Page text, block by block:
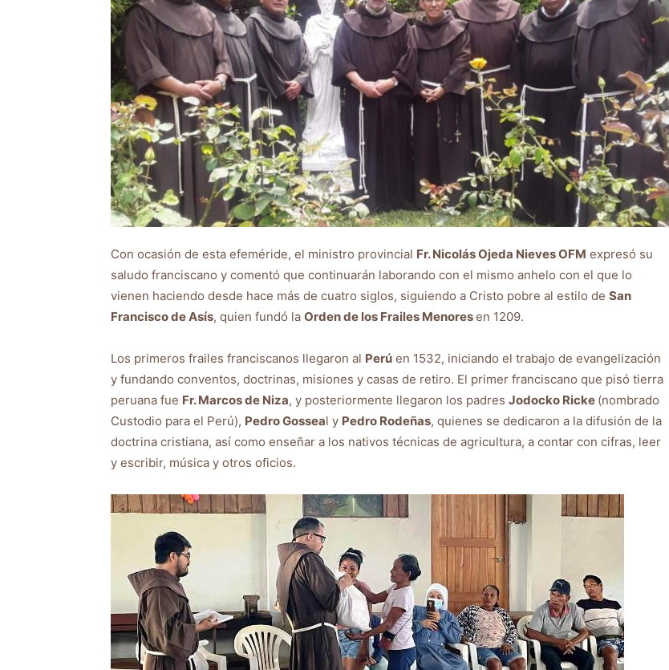
Con ocasión de esta efeméride, el ministro provincial Fr. Nicolás Ojeda Nieves OFM expresó su
saludo franciscano y comentó que continuarán laborando con el mismo anhelo con el que lo
vienen haciendo desde hace más de cuatro siglos, siguiendo a Cristo pobre al estilo de San
Francisco de Asís, quien fundó la Orden de los Frailes Menoresen 1209.
Los primeros frailes franciscanos llegaron al Perú en 1532, iniciando el trabajo de evangelización
y fundando conventos, doctrinas, misiones y casas de retiro. El primer franciscano que pisó tierra
peruana fue Fr. Marcos de Niza, y posteriormente llegaron los padres Jodocko Ricke (nombrado
Custodio para el Perú), Pedro Gosseal y Pedro Rodeñas, quienes se dedicaron a la difusión de la
doctrina cristiana, así como enseñar a los nativos técnicas de agricultura, a contar con cifras, leer
y escribir, música y otros oficios.